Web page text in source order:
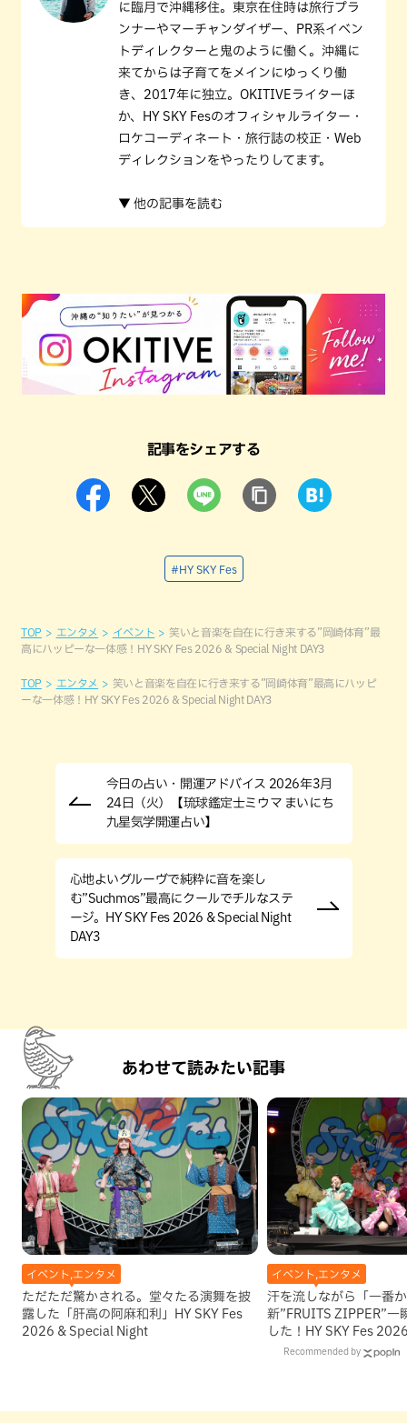
に臨月で沖縄移住。東京在住時は旅行プラ
ンナーやマーチャンダイザー、PR系イベン
トディレクターと鬼のように働く。沖縄に
来てからは子育てをメインにゆっくり働
き、2017年に独立。OKITIVEライターほ
か、HY SKY Fesのオフィシャルライター・
ロケコーディネート・旅行誌の校正・Web
ディレクションをやったりしてます。
▼ 他の記事を読む
記事をシェアする
#HY SKY Fes
TOP エンタメ イベント
笑いと音楽を自在に行き来する”岡崎体育”最
高にハッピーな一体感！HY SKY Fes 2026 & Special Night DAY3
TOP エンタメ
笑いと音楽を自在に行き来する”岡崎体育”最高にハッピ
ーな一体感！HY SKY Fes 2026 & Special Night DAY3
今日の占い・開運アドバイス 2026年3月
24日（火）【琉球鑑定士ミウマ まいにち
九星気学開運占い】
心地よいグルーヴで純粋に音を楽し
む”Suchmos”最高にクールでチルなステ
ージ。HY SKY Fes 2026 & Special Night
DAY3
あわせて読みたい記事
イベント,エンタメ
ただただ驚かされる。堂々たる演舞を披
露した「肝高の阿麻和利」HY SKY Fes
2026 & Special Night
イベント,エンタメ
汗を流しながら「一番
新”FRUITS ZIPPER”一
した！HY SKY Fes
DAY3Recommended by